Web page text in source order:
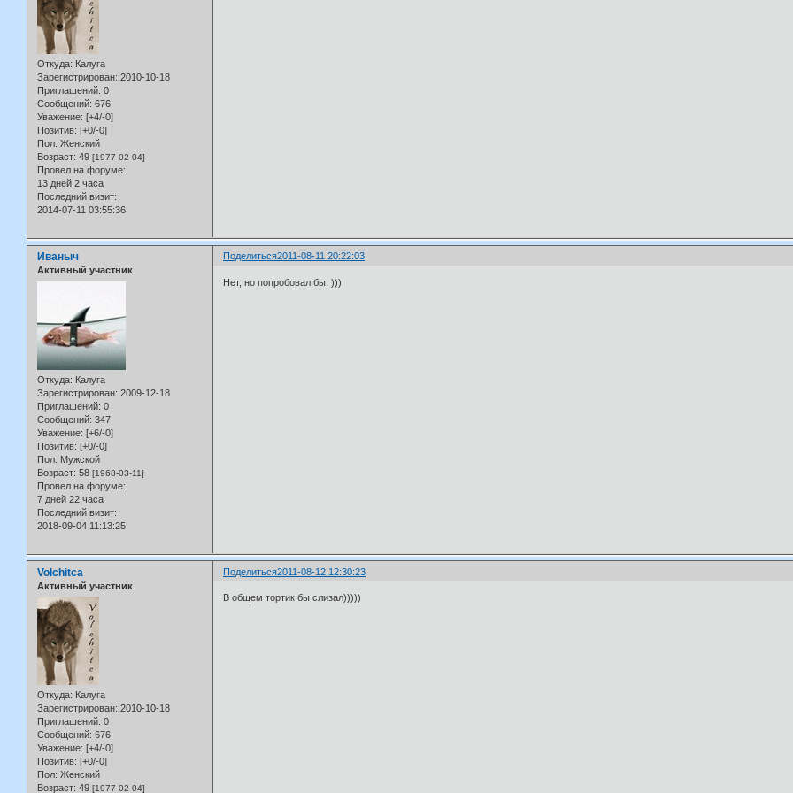
Откуда: Калуга
Зарегистрирован: 2010-10-18
Приглашений: 0
Сообщений: 676
Уважение: [+4/-0]
Позитив: [+0/-0]
Пол: Женский
Возраст: 49 [1977-02-04]
Провел на форуме:
13 дней 2 часа
Последний визит:
2014-07-11 03:55:36
Поделиться2011-08-11 20:22:03
Иваныч
Активный участник
Откуда: Калуга
Зарегистрирован: 2009-12-18
Приглашений: 0
Сообщений: 347
Уважение: [+6/-0]
Позитив: [+0/-0]
Пол: Мужской
Возраст: 58 [1968-03-11]
Провел на форуме:
7 дней 22 часа
Последний визит:
2018-09-04 11:13:25
Нет, но попробовал бы. )))
Поделиться2011-08-12 12:30:23
Volchitca
Активный участник
Откуда: Калуга
Зарегистрирован: 2010-10-18
Приглашений: 0
Сообщений: 676
Уважение: [+4/-0]
Позитив: [+0/-0]
Пол: Женский
Возраст: 49 [1977-02-04]
В общем тортик бы слизал)))))